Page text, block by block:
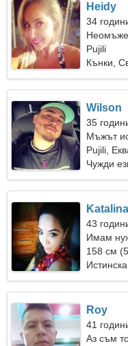
Heidy
34
Pujili
Кънки,
Wilson
35
Мъжът
Pujili,
Чужди
43
Имам
158 см
Roy
41
Аз съм